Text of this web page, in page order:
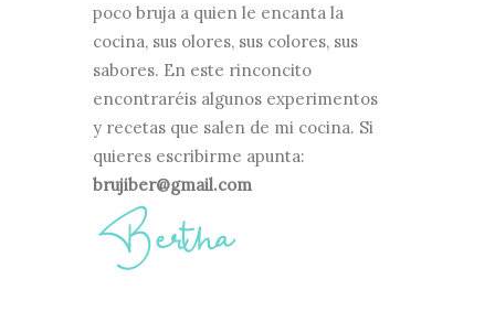
poco bruja a quien le encanta la
cocina, sus olores, sus colores, sus
sabores. En este rinconcito
encontraréis algunos experimentos
y recetas que salen de mi cocina. Si
quieres escribirme apunta:
brujiber@gmail.com